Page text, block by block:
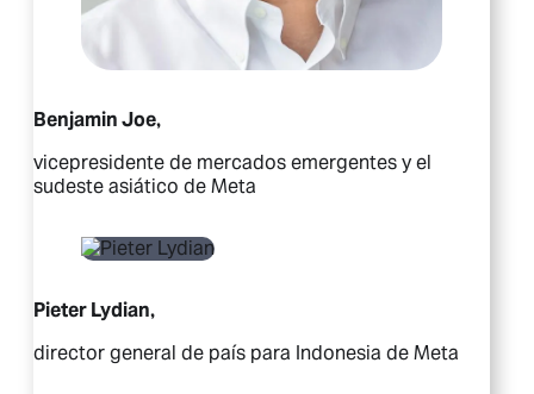
Benjamin Joe,
vicepresidente de mercados emergentes y el
sudeste asiático de Meta
Pieter Lydian,
director general de país para Indonesia de Meta